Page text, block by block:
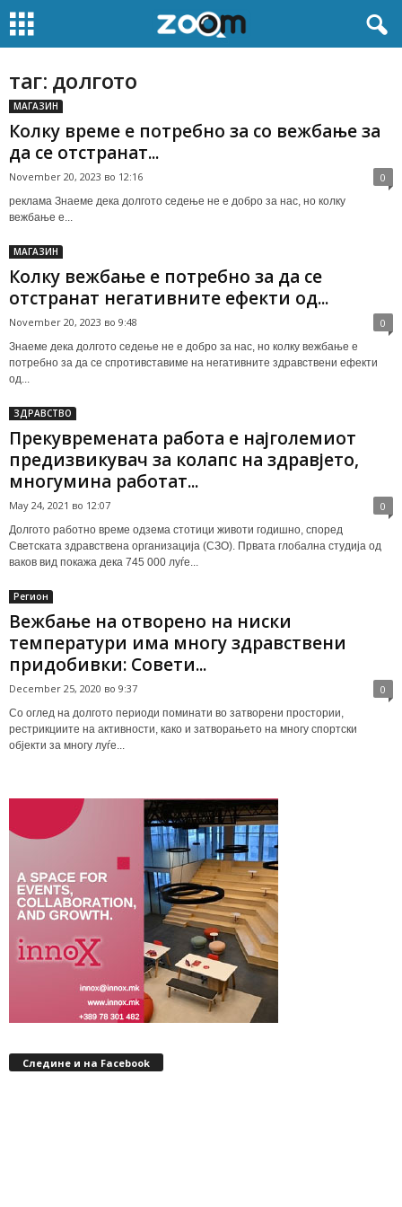
таг: долгото
МАГАЗИН
Колку време е потребно за со вежбање за
да се отстранат...
November 20, 2023 во 12:16 0
реклама Знаеме дека долгото седење не е добро за нас, но колку
вежбање е...
МАГАЗИН
Колку вежбање е потребно за да се
отстранат негативните ефекти од...
November 20, 2023 во 9:48 0
Знаеме дека долгото седење не е добро за нас, но колку вежбање е
потребно за да се спротивставиме на негативните здравствени ефекти
од...
ЗДРАВСТВО
Прекувремената работа е најголемиот
предизвикувач за колапс на здравјето,
многумина работат...
May 24, 2021 во 12:07 0
Долгото работно време одзема стотици животи годишно, според
Светската здравствена организација (СЗО). Првата глобална студија од
ваков вид покажа дека 745 000 луѓе...
Регион
Вежбање на отворено на ниски
температури има многу здравствени
придобивки: Совети...
December 25, 2020 во 9:37 0
Со оглед на долгото периоди поминати во затворени простории,
рестрикциите на активности, како и затворањето на многу спортски
објекти за многу луѓе...
Следине и на Facebook